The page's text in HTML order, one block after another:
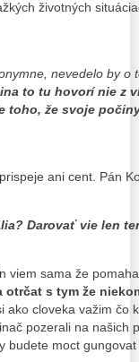
životných
nevedelo by
to tu hovorí nie z
toho, že svoje
ani cent. Pán
Darovať vie len
viem sama že
otrčat s tym že
cloveka važim čo
pozerali na našich
budete moct